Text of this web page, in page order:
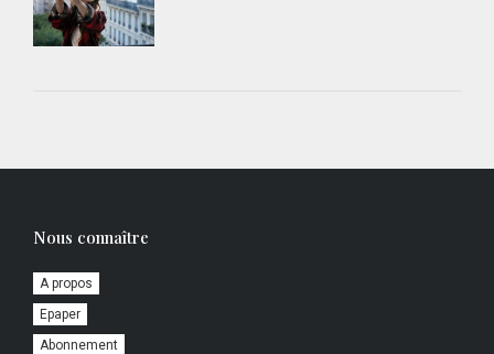
Nous connaître
A propos
Epaper
Abonnement